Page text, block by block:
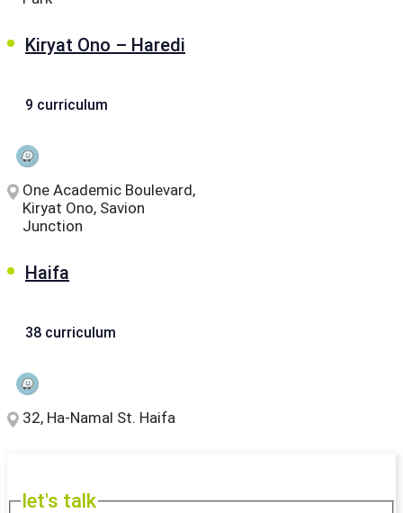
Kiryat Ono – Haredi
9 curriculum
One Academic Boulevard,
Kiryat Ono, Savion
Junction
Haifa
38 curriculum
32, Ha-Namal St. Haifa
let's talk